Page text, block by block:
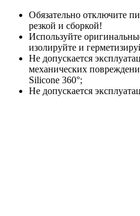
Обязательно отключите
резкой и сборкой!
Используйте
изолируйте и
Не допускается
механических
Silicone 360°;
Не допускается